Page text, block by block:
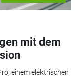
mit dem
einem elektrischen